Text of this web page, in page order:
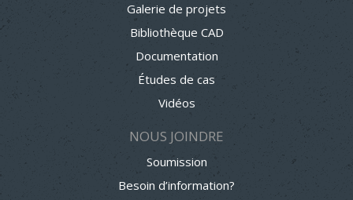
Galerie de projets
Bibliothèque CAD
Documentation
Études de cas
Vidéos
NOUS JOINDRE
Soumission
Besoin d’information?